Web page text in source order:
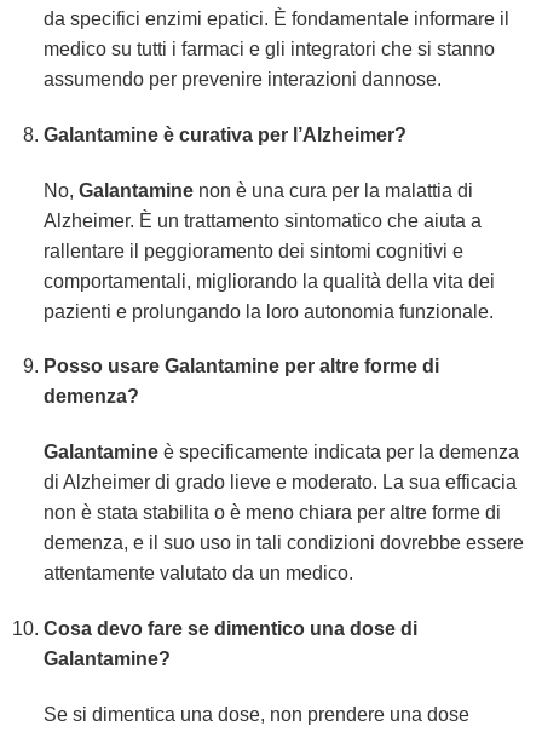
da specifici enzimi epatici. È fondamentale informare il
medico su tutti i farmaci e gli integratori che si stanno
assumendo per prevenire interazioni dannose.
Galantamineè curativa per l’Alzheimer?
No, Galantaminenon è una cura per la malattia di
Alzheimer. È un trattamento sintomatico che aiuta a
rallentare il peggioramento dei sintomi cognitivi e
comportamentali, migliorando la qualità della vita dei
pazienti e prolungando la loro autonomia funzionale.
Posso usare Galantamineper altre forme di
demenza?
Galantamineè specificamente indicata per la demenza
di Alzheimer di grado lieve e moderato. La sua efficacia
non è stata stabilita o è meno chiara per altre forme di
demenza, e il suo uso in tali condizioni dovrebbe essere
attentamente valutato da un medico.
Cosa devo fare se dimentico una dose di
Galantamine?
Se si dimentica una dose, non prendere una dose